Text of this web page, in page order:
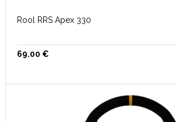
Rool RRS Apex 330
69.00 €